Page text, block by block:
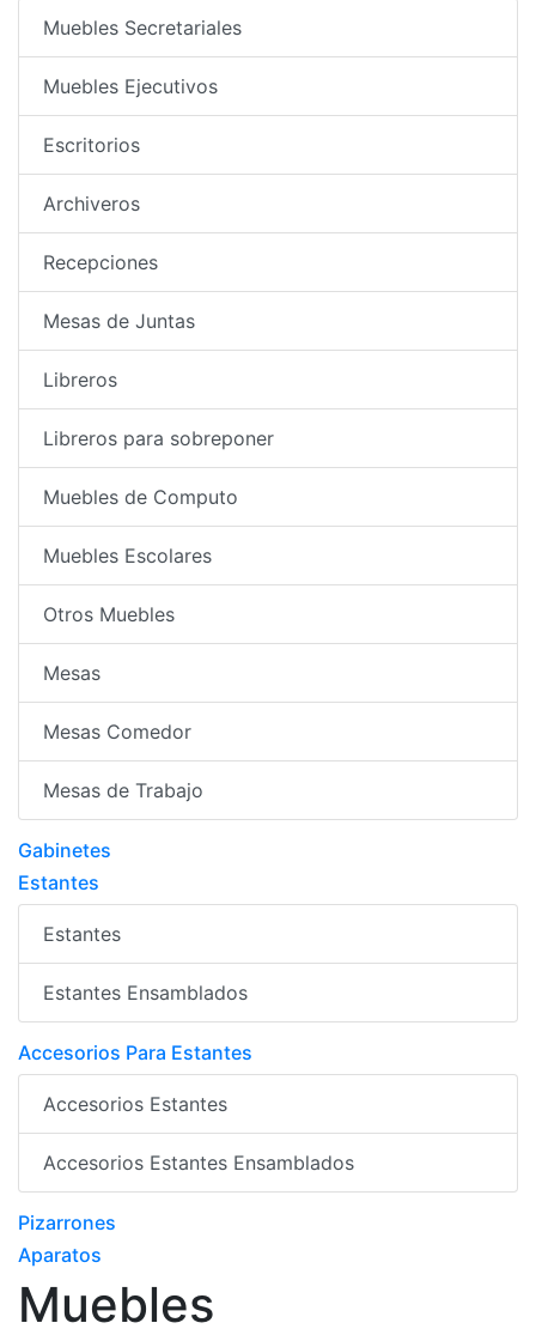
Muebles Secretariales
Muebles Ejecutivos
Escritorios
Archiveros
Recepciones
Mesas de Juntas
Libreros
Libreros para sobreponer
Muebles de Computo
Muebles Escolares
Otros Muebles
Mesas
Mesas Comedor
Mesas de Trabajo
Gabinetes
Estantes
Estantes
Estantes Ensamblados
Accesorios Para Estantes
Accesorios Estantes
Accesorios Estantes Ensamblados
Pizarrones
Aparatos
Muebles